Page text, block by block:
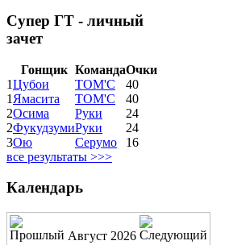
Супер ГТ - личный
зачет
Гонщик КомандаОчки
1Цубои ТОМ'С
40
1 Ямасита ТОМ'С
40
2Осима Руки
24
2ФукудзумиРуки
24
3Ою Серумо
16
все результаты >>>
Календарь
Август 2026